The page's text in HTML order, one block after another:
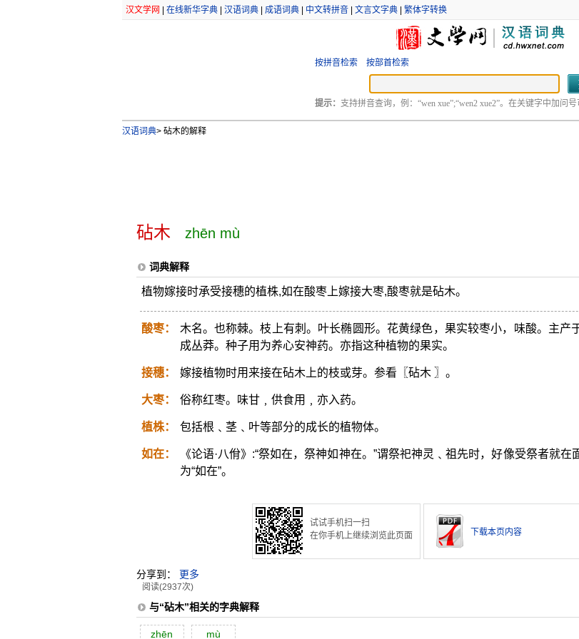
汉文学网 在线新华字典| 汉语词典| 成语词典| 中文转拼音| 文言文字典| 繁体字转换
按拼音检索 按部首检索
提示： 支持拼音查询，例：“wen xue”;“wen2 xue2”。在关键字中加问号
汉语词典>砧木的解释
砧木 zhēn mù
词典解释
植物嫁接时承受接穗的植株,如在酸枣上嫁接大枣,酸枣就是砧木。
酸枣：
木名。也称棘。枝上有刺。叶长椭圆形。花黄绿色，果实较枣小，味酸。主产
成丛莽。种子用为养心安神药。亦指这种植物的果实。
接穗： 嫁接植物时用来接在砧木上的枝或芽。参看〖砧木 〗。
大枣： 俗称红枣。味甘﹐供食用﹐亦入药。
植株： 包括根﹑茎﹑叶等部分的成长的植物体。
如在：
《论语·八佾》:“祭如在，祭神如神在。”谓祭祀神灵﹑祖先时，好像受祭者就在
为“如在”。
试试手机扫一扫
在你手机上继续浏览此页面
下载本页内容
分享到： 更多
阅读(2937次)
与“砧木”相关的字典解释
zhēn mù